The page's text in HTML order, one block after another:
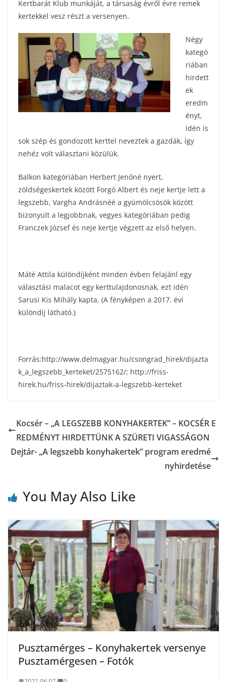
Kertbarát Klub munkáját, a társaság évről évre remek
kertekkel vesz részt a versenyen.
Négy
kategó
riában
hirdett
ek
eredm
ényt,
idén is
sok szép és gondozott kerttel neveztek a gazdák, így
nehéz volt választani közülük.
Balkon kategóriában Herbert Jenőné nyert,
zöldségeskertek között Forgó Albert és neje kertje lett a
legszebb, Vargha Andrásnéé a gyümölcsösök között
bizonyult a legjobbnak, vegyes kategóriában pedig
Franczek József és neje kertje végzett az első helyen.
Máté Attila különdíjként minden évben felajánl egy
választási malacot egy kerttulajdonosnak, ezt idén
Sarusi Kis Mihály kapta. (A fényképen a 2017. évi
különdíj látható.)
Forrás:http://www.delmagyar.hu/csongrad_hirek/dijazta
k_a_legszebb_kerteket/2575162/; http://friss-
hirek.hu/friss-hirek/dijaztak-a-legszebb-kerteket
Kocsér – „A LEGSZEBB KONYHAKERTEK” – KOCSÉR E
REDMÉNYT HIRDETTÜNK A SZÜRETI VIGASSÁGON
Dejtár- „A legszebb konyhakertek” program eredmé
nyhirdetése
You May Also Like
Pusztamérges – Konyhakertek versenye
Pusztamérgesen – Fotók